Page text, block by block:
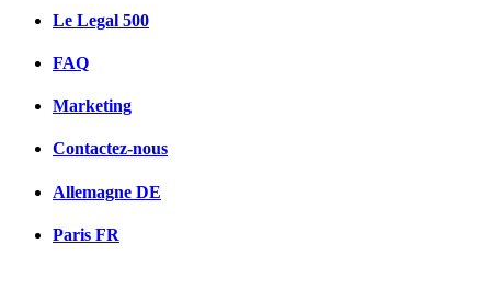
Le Legal 500
FAQ
Marketing
Contactez-nous
Allemagne DE
Paris FR